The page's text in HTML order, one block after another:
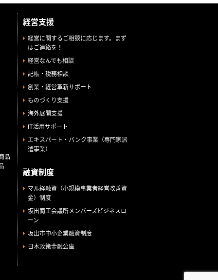
品
経営支援
経営に関するご相談に応じます。まず
はご連絡を！
経営なんでも相談
記帳・税務相談
創業・経営革新サポート
ものづくり支援
海外展開支援
IT活用サポート
エキスパート・バンク事業（専門家派
遣事業）
融資制度
マル経融資（小規模事業者経営改善資
金）制度
坂出商工会議所メンバーズビジネスロ
ーン
坂出市中小企業融資制度
日本政策金融公庫